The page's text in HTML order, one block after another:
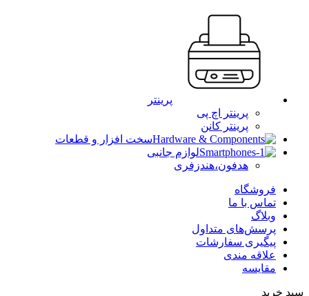
پرینتر
پرینتر اچ پی
پرینتر کانن
سخت افزار و قطعات
لوازم جانبی
هدفون،هندزفری
فروشگاه
تماس با ما
وبلاگ
پرسش‌های متداول
پیگیری سفارشات
علاقه مندی
مقایسه
سبد خرید